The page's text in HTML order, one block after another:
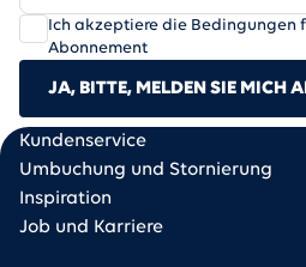
Ich akzeptiere die Bedingungen
Abonnement
JA, BITTE, MELDEN SIE MICH
Scandlines
Footer column 1
Kundenservice
Umbuchung und Stornierung
Inspiration
Job und Karriere
Footer column 2